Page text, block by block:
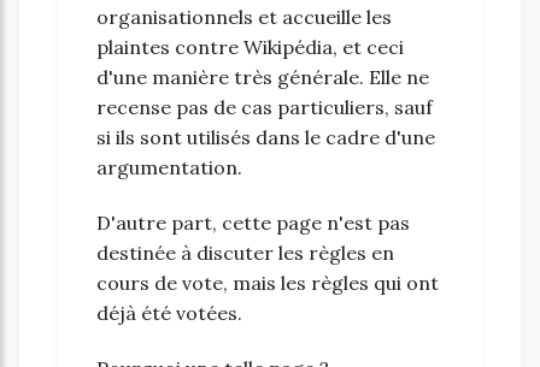
organisationnels et accueille les
plaintes contre Wikipédia, et ceci
d'une manière très générale. Elle ne
recense pas de cas particuliers, sauf
si ils sont utilisés dans le cadre d'une
argumentation.
D'autre part, cette page n'est pas
destinée à discuter les règles en
cours de vote, mais les règles qui ont
déjà été votées.